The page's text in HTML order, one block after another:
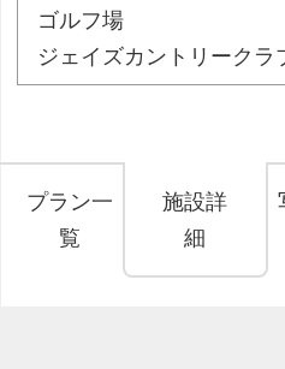
ゴルフ場
ジェイズカントリークラ
プラン一
覧
施設詳
細